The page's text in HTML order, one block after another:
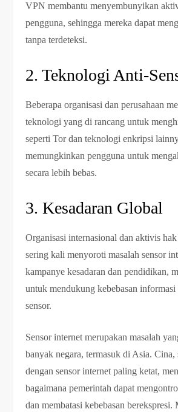
VPN membantu menyembunyikan
pengguna, sehingga mereka dapat
tanpa terdeteksi.
2. Teknologi Anti-
Beberapa organisasi dan perusahaan
teknologi yang di rancang untuk
seperti Tor dan teknologi enkripsi
memungkinkan pengguna untuk
secara lebih bebas.
3. Kesadaran Global
Organisasi internasional dan aktivis hak
sering kali menyoroti masalah sensor
kampanye kesadaran dan pendidikan,
untuk mendukung kebebasan informasi
sensor.
Sensor internet merupakan masalah
banyak negara, termasuk di Asia. Cina,
dengan sensor internet paling ketat,
bagaimana pemerintah dapat
dan membatasi kebebasan berekspresi.